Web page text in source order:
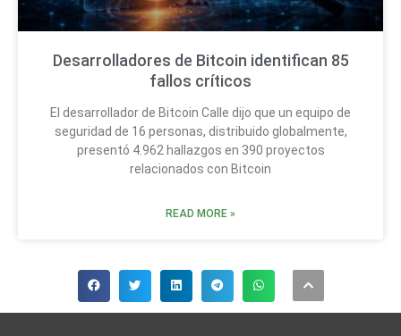
Desarrolladores de Bitcoin identifican 85
fallos críticos
El desarrollador de Bitcoin Calle dijo que un equipo de
seguridad de 16 personas, distribuido globalmente,
presentó 4.962 hallazgos en 390 proyectos
relacionados con Bitcoin
READ MORE »